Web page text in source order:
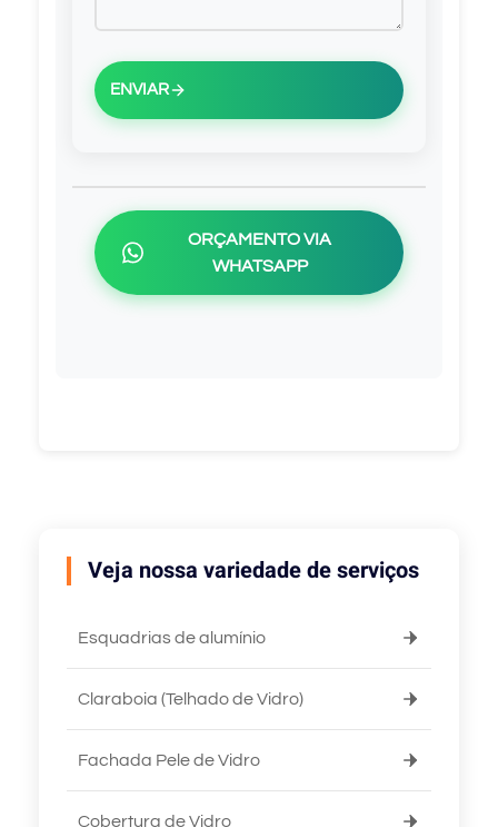
ENVIAR
ORÇAMENTO VIA
WHATSAPP
Veja nossa variedade de serviços
Esquadrias de alumínio
Claraboia (Telhado de Vidro)
Fachada Pele de Vidro
Cobertura de Vidro